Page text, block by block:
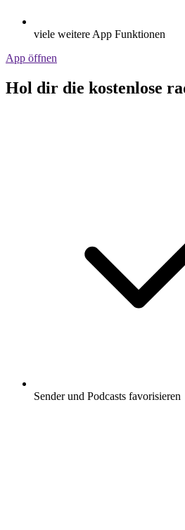
viele weitere App Funktionen
App öffnen
Hol dir die kostenlose
Sender und Podcasts favorisieren